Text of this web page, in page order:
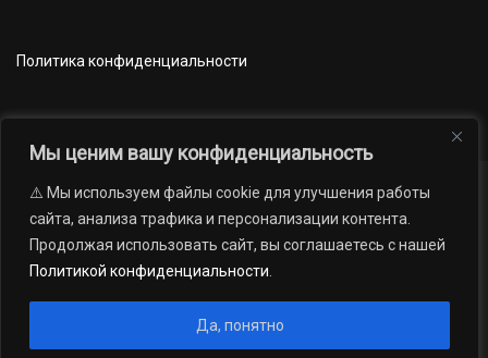
Мы ценим вашу конфиденциальность
⚠️ Мы используем файлы cookie для улучшения работы
сайта, анализа трафика и персонализации контента.
Продолжая использовать сайт, вы соглашаетесь с нашей
Политикой конфиденциальности
Да, понятно
Политика конфиденциальности
Новости Наши проекты
Официально
АРХИВ
16+
газеты «Миасский рабочий»; Областное государственное учреждение
«Издательский дом «Губерния». Все права защищены.
Андрей Петрович Попов